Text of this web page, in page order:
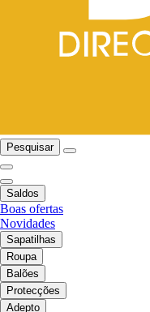
Pesquisar
Saldos
Boas ofertas
Novidades
Sapatilhas
Roupa
Balões
Protecções
Adepto